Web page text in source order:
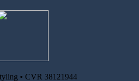
• CVR 38121944